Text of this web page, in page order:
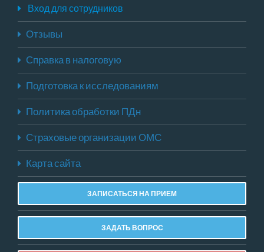
Вход для сотрудников
Отзывы
Справка в налоговую
Подготовка к исследованиям
Политика обработки ПДн
Страховые организации ОМС
Карта сайта
ЗАПИСАТЬСЯ НА ПРИЕМ
ЗАДАТЬ ВОПРОС